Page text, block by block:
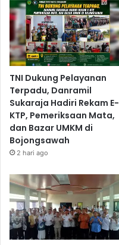
TNI Dukung Pelayanan
Terpadu, Danramil
Sukaraja Hadiri Rekam E-
KTP, Pemeriksaan Mata,
dan Bazar UMKM di
Bojongsawah
2 hari ago